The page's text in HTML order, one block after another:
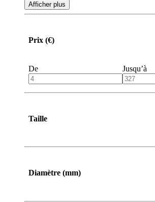
Afficher plus
Prix (€)
De Jusqu’à
Taille
Diamètre (mm)